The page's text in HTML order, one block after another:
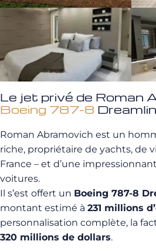
Le jet privé de Roman
Boeing 787-8
Roman Abramovich est un
riche, propriétaire de yachts, de
France – et d’une
voitures.
Il s’est offert un Boeing 787-8
montant estimé à 231 millions
personnalisation complète, la
320 millions de dollars.